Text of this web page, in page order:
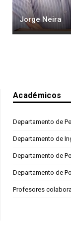
Jorge Neira
Académicos
Departamento de
Departamento de
Departamento de
Departamento de
Profesores